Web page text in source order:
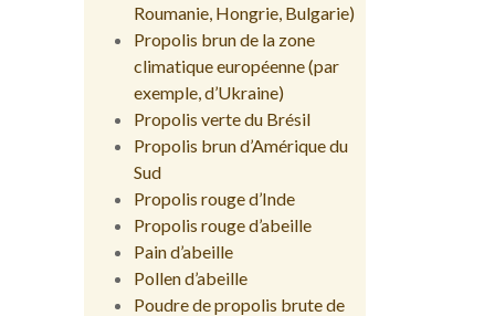
Roumanie, Hongrie, Bulgarie)
Propolis brun de la zone
climatique européenne (par
exemple, d’Ukraine)
Propolis verte du Brésil
Propolis brun d’Amérique du
Sud
Propolis rouge d’Inde
Propolis rouge d’abeille
Pain d’abeille
Pollen d’abeille
Poudre de propolis brute de